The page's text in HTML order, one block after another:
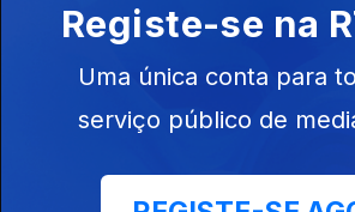
Cinema em Foco
O filme "As Noites ainda cheiram a
Registe-se na
Uma única conta para
serviço público de